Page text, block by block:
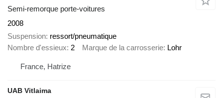
Semi-remorque porte-voitures
2008
Suspension ressort/pneumatique
Nombre d'essieux 2 Marque de la carrosserie Lohr
France, Hatrize
UAB Vitlaima